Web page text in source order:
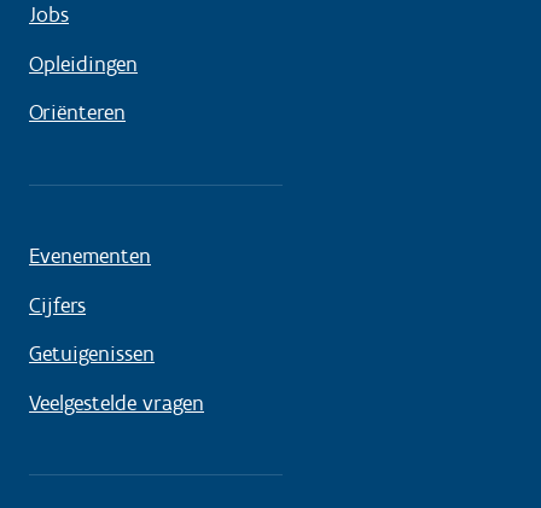
Jobs
Opleidingen
Oriënteren
Evenementen
Cijfers
Getuigenissen
Veelgestelde vragen